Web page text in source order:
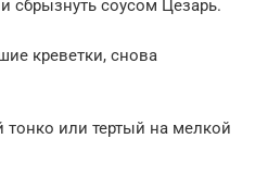
сбрызнуть соусом Цезарь.
креветки, снова
или тертый на мелкой